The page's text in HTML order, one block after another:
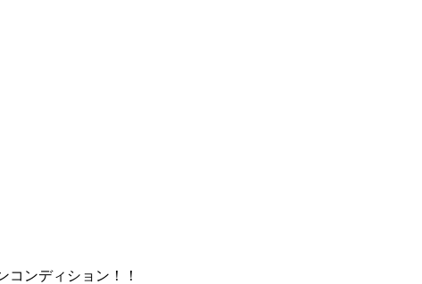
コンディション！！